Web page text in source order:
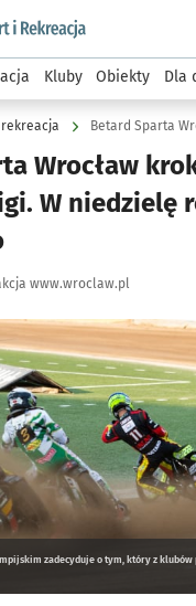
wroclaw.pl
Kluby Obiekty Dla
Wrocław
W niedzielę
www.wroclaw.pl
zadecyduje o tym, który z klubów